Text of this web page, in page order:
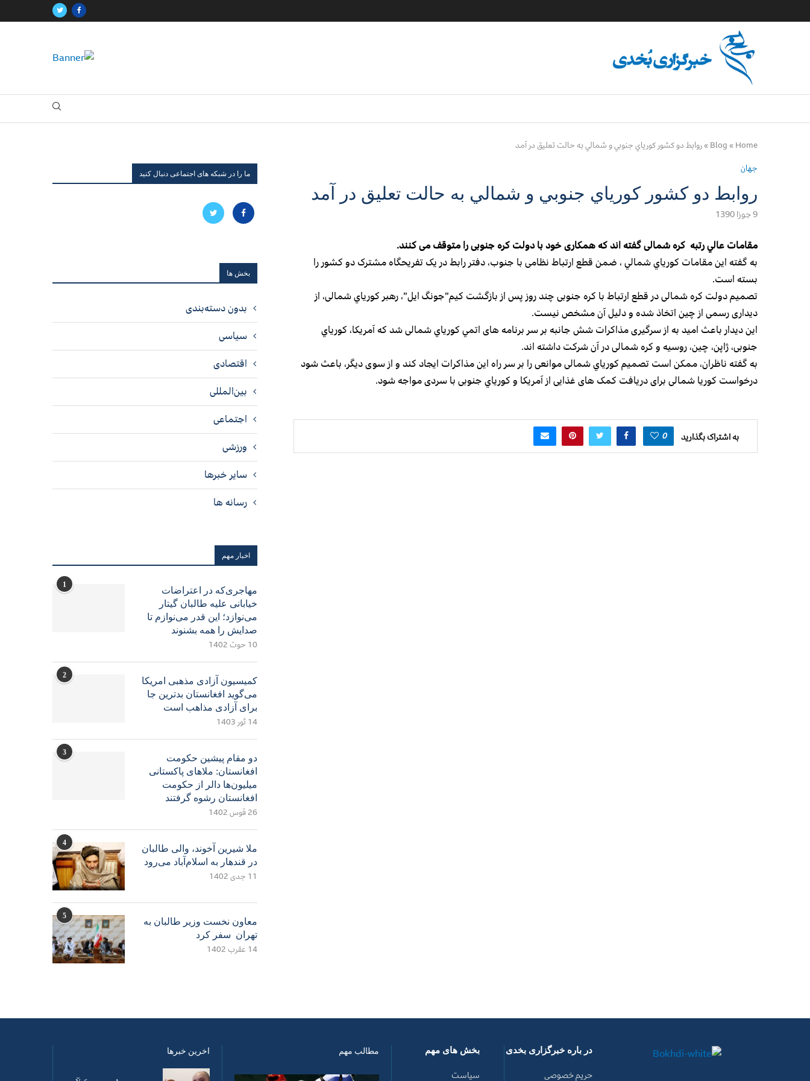
Home
»
Blog
»روابط دو كشور كورياي جنوبي و شمالي به حالت تعليق در آمد
جهان
روابط دو كشور كورياي جنوبي و شمالي به حالت تعليق در آمد
9 جوزا 1390
مقامات عالي رتبه کره شمالی گفته اند که همکاری خود با دولت کره جنوبی را متوقف می کنند.
به گفته اين مقامات كورياي شمالي ، ضمن قطع ارتباط نظامی با جنوب، دفتر رابط در یک تفریحگاه مشترک دو کشور را
بسته است.
تصمیم دولت کره شمالی در قطع ارتباط با کره جنوبی چند روز پس از بازگشت کیم”جونگ ایل”، رهبر کورياي شمالی، از
دیداری رسمی از چین اتخاذ شده و دلیل آن مشخص نیست.
این دیدار باعث امید به از سرگیری مذاکرات شش جانبه بر سر برنامه های اتمي كورياي شمالی شد که آمریکا، کورياي
جنوبی، ژاپن، چین، روسیه و کره شمالی در آن شرکت داشته اند.
به گفته ناظران، ممکن است تصمیم كورياي شمالی موانعی را بر سر راه این مذاکرات ایجاد کند و از سوی دیگر، باعث شود
درخواست کوريا شمالی برای دریافت کمک های غذایی از آمریکا و کورياي جنوبی با سردی مواجه شود.
به اشتراک بگذارید 0
ما را در شبکه های اجتماعی دنبال کنید
بخش ها
بدون دسته‌بندی
سیاسی
اقتصادی
بین‌المللی
اجتماعی
ورزشی
سایر خبرها
رسانه ها
اخبار مهم
1
مهاجری‌که در اعتراضات
خیابانی علیه طالبان گیتار
می‌نوازد؛ این قدر می‌نوازم تا
صدایش را همه بشنوند
10 حوت 1402
2
کمیسیون آزادی مذهبی امریکا
می‌گوید افغانستان بدترین جا
برای آزادی مذاهب است
14 ثور 1403
3
دو مقام پیشین حکومت
افغانستان: ملاهای پاکستانی
میلیون‌ها دالر از حکومت
افغانستان رشوه گرفتند
26 قوس 1402
4
ملا شیرین آخوند، والی طالبان
در قندهار به اسلام‌آباد می‌رود
11 جدی 1402
5
معاون نخست وزیر طالبان به
تهران سفر کرد
14 عقرب 1402
در باره خبرگزاری بخدی
حریم خصوصی
بخش های مهم
سیاست
مطالب مهم اخرین خبرها